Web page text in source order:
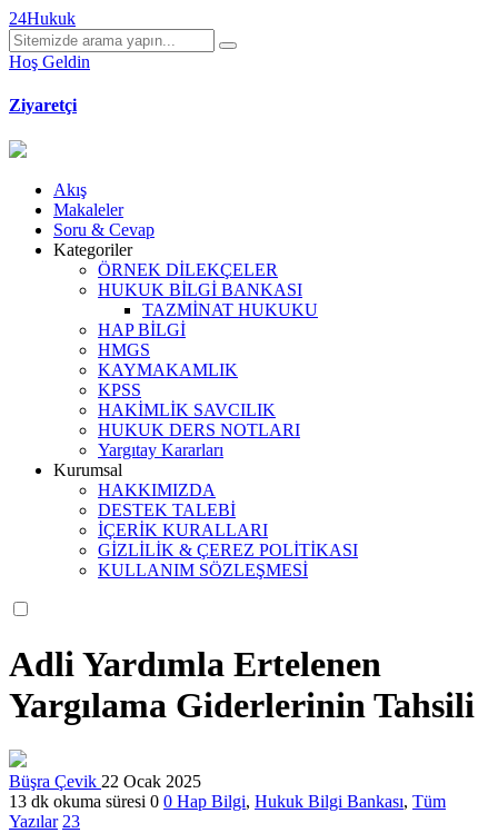
24Hukuk
Hoş Geldin
Ziyaretçi
Akış
Makaleler
Soru & Cevap
Kategoriler
ÖRNEK DİLEKÇELER
HUKUK BİLGİ BANKASI
TAZMİNAT HUKUKU
HAP BİLGİ
HMGS
KAYMAKAMLIK
KPSS
HAKİMLİK SAVCILIK
HUKUK DERS NOTLARI
Yargıtay Kararları
Kurumsal
HAKKIMIZDA
DESTEK TALEBİ
İÇERİK KURALLARI
GİZLİLİK & ÇEREZ POLİTİKASI
KULLANIM SÖZLEŞMESİ
Adli Yardımla Ertelenen
Yargılama Giderlerinin Tahsili
Büşra Çevik 22 Ocak 2025
13 dk okuma süresi 0 0 Hap Bilgi, Hukuk Bilgi Bankası, Tüm
Yazılar 23